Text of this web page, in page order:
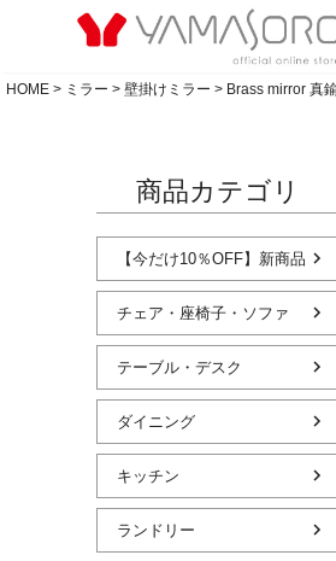
HOME ミラー 壁掛けミラー Brass mirror 真
商品カテゴリ
【今だけ10％OFF】新商品
チェア・座椅子・ソファ
テーブル・デスク
ダイニング
キッチン
ランドリー